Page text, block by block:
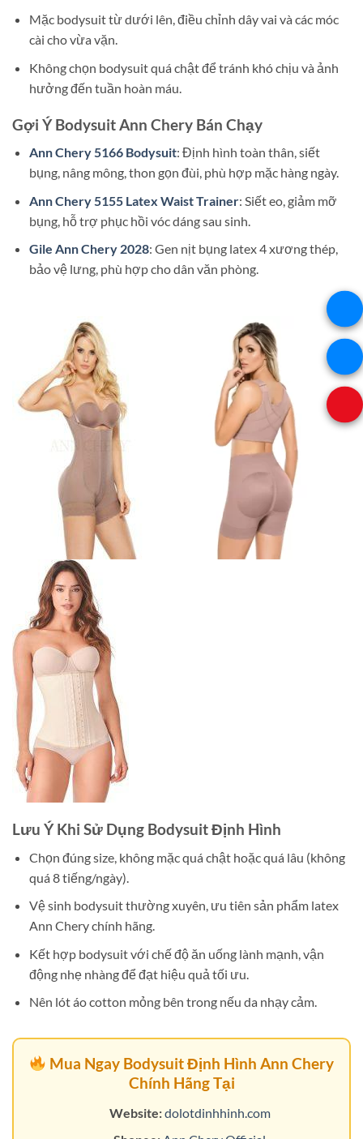
Mặc bodysuit từ dưới lên, điều chỉnh dây vai và các móc
cài cho vừa vặn.
Không chọn bodysuit quá chật để tránh khó chịu và ảnh
hưởng đến tuần hoàn máu.
Gợi Ý Bodysuit Ann Chery Bán Chạy
Ann Chery 5166 Bodysuit: Định hình toàn thân, siết
bụng, nâng mông, thon gọn đùi, phù hợp mặc hàng ngày.
Ann Chery 5155 Latex Waist Trainer: Siết eo, giảm mỡ
bụng, hỗ trợ phục hồi vóc dáng sau sinh.
Gile Ann Chery 2028: Gen nịt bụng latex 4 xương thép,
bảo vệ lưng, phù hợp cho dân văn phòng.
Lưu Ý Khi Sử Dụng Bodysuit Định Hình
Chọn đúng size, không mặc quá chật hoặc quá lâu (không
quá 8 tiếng/ngày).
Vệ sinh bodysuit thường xuyên, ưu tiên sản phẩm latex
Ann Chery chính hãng.
Kết hợp bodysuit với chế độ ăn uống lành mạnh, vận
động nhẹ nhàng để đạt hiệu quả tối ưu.
Nên lót áo cotton mỏng bên trong nếu da nhạy cảm.
Mua Ngay Bodysuit Định Hình Ann Chery
Chính Hãng Tại
Website:dolotdinhhinh.com